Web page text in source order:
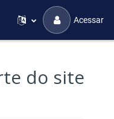
Acessar
do site